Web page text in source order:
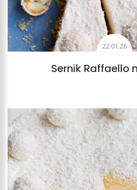
22.01.26
Sernik Raffaello